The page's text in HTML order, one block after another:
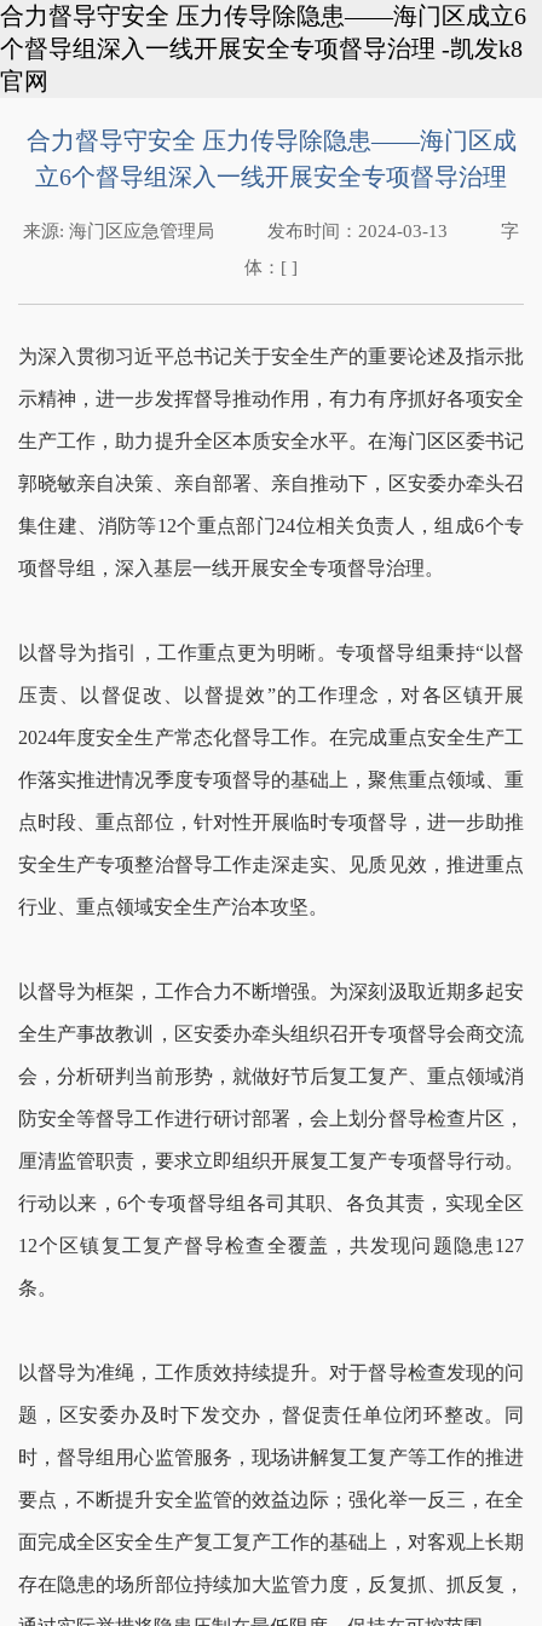
合力督导守安全 压力传导除隐患——海门区成立6
个督导组深入一线开展安全专项督导治理 -凯发k8
官网
合力督导守安全 压力传导除隐患——海门区成
立6个督导组深入一线开展安全专项督导治理
来源: 海门区应急管理局 发布时间： 2024-03-13
字
体：[ ]
为深入贯彻习近平总书记关于安全生产的重要论述及指示批
示精神，进一步发挥督导推动作用，有力有序抓好各项安全
生产工作，助力提升全区本质安全水平。在海门区区委书记
郭晓敏亲自决策、亲自部署、亲自推动下，区安委办牵头召
集住建、消防等12个重点部门24位相关负责人，组成6个专
项督导组，深入基层一线开展安全专项督导治理。
以督导为指引，工作重点更为明晰。专项督导组秉持“以督
压责、以督促改、以督提效”的工作理念，对各区镇开展
2024年度安全生产常态化督导工作。在完成重点安全生产工
作落实推进情况季度专项督导的基础上，聚焦重点领域、重
点时段、重点部位，针对性开展临时专项督导，进一步助推
安全生产专项整治督导工作走深走实、见质见效，推进重点
行业、重点领域安全生产治本攻坚。
以督导为框架，工作合力不断增强。为深刻汲取近期多起安
全生产事故教训，区安委办牵头组织召开专项督导会商交流
会，分析研判当前形势，就做好节后复工复产、重点领域消
防安全等督导工作进行研讨部署，会上划分督导检查片区，
厘清监管职责，要求立即组织开展复工复产专项督导行动。
行动以来，6个专项督导组各司其职、各负其责，实现全区
12个区镇复工复产督导检查全覆盖，共发现问题隐患127
条。
以督导为准绳，工作质效持续提升。对于督导检查发现的问
题，区安委办及时下发交办，督促责任单位闭环整改。同
时，督导组用心监管服务，现场讲解复工复产等工作的推进
要点，不断提升安全监管的效益边际；强化举一反三，在全
面完成全区安全生产复工复产工作的基础上，对客观上长期
存在隐患的场所部位持续加大监管力度，反复抓、抓反复，